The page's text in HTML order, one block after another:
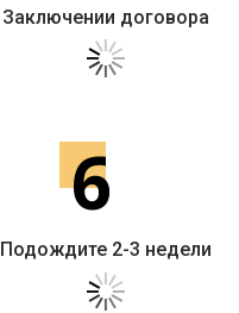
Заключении договора
6
Подождите 2-3 недели